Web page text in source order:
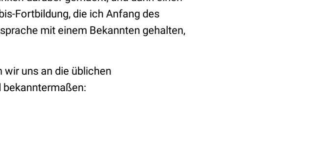
Fortbildung, die ich Anfang des
mit einem Bekannten gehalten,
wir uns an die üblichen
bekanntermaßen: